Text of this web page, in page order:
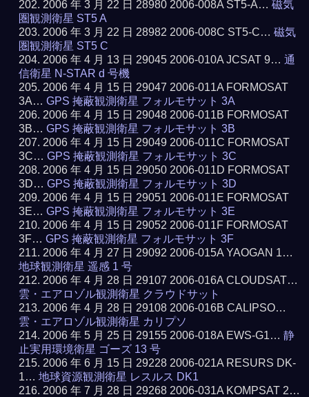
2006 年 3 月 22 日 28980 2006-008A ST5-A…磁気
圏観測衛星 ST5 A
2006 年 3 月 22 日 28982 2006-008C ST5-C…磁気
圏観測衛星 ST5 C
2006 年 4 月 13 日 29045 2006-010A JCSAT 9…通
信衛星 N-STAR d 号機
2006 年 4 月 15 日 29047 2006-011A FORMOSAT
3A…GPS 掩蔽観測衛星 フォルモサット 3A
2006 年 4 月 15 日 29048 2006-011B FORMOSAT
3B…GPS 掩蔽観測衛星 フォルモサット 3B
2006 年 4 月 15 日 29049 2006-011C FORMOSAT
3C…GPS 掩蔽観測衛星 フォルモサット 3C
2006 年 4 月 15 日 29050 2006-011D FORMOSAT
3D…GPS 掩蔽観測衛星 フォルモサット 3D
2006 年 4 月 15 日 29051 2006-011E FORMOSAT
3E…GPS 掩蔽観測衛星 フォルモサット 3E
2006 年 4 月 15 日 29052 2006-011F FORMOSAT
3F…GPS 掩蔽観測衛星 フォルモサット 3F
2006 年 4 月 27 日 29092 2006-015A YAOGAN 1…
地球観測衛星 遥感 1 号
2006 年 4 月 28 日 29107 2006-016A CLOUDSAT…
雲・エアロゾル観測衛星 クラウドサット
2006 年 4 月 28 日 29108 2006-016B CALIPSO…
雲・エアロゾル観測衛星 カリプソ
2006 年 5 月 25 日 29155 2006-018A EWS-G1…静
止実用環境衛星 ゴーズ 13 号
2006 年 6 月 15 日 29228 2006-021A RESURS DK-
1…地球資源観測衛星 レスルス DK1
2006 年 7 月 28 日 29268 2006-031A KOMPSAT 2…